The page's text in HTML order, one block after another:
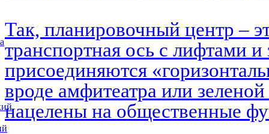
Так, планировочный центр –
транспортная ось с лифтами и
присоединяются
вроде амфитеатра или
нацелены на общественные